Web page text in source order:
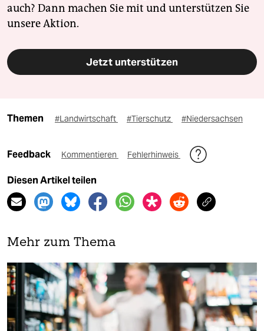
auch? Dann machen Sie mit und unterstützen Sie
unsere Aktion.
Jetzt unterstützen
Themen #Landwirtschaft #Tierschutz #Niedersachsen
Feedback Kommentieren Fehlerhinweis
Diesen Artikel teilen
Mehr zum Thema